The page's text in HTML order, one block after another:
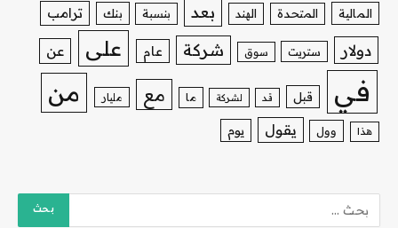
المالية المتحدة الهند بعد بنسبة بنك ترامب
دولار ستريت سوق شركة عام على عن
في قبل قد لشركة ما مع مليار من
هذا وول يقول يوم